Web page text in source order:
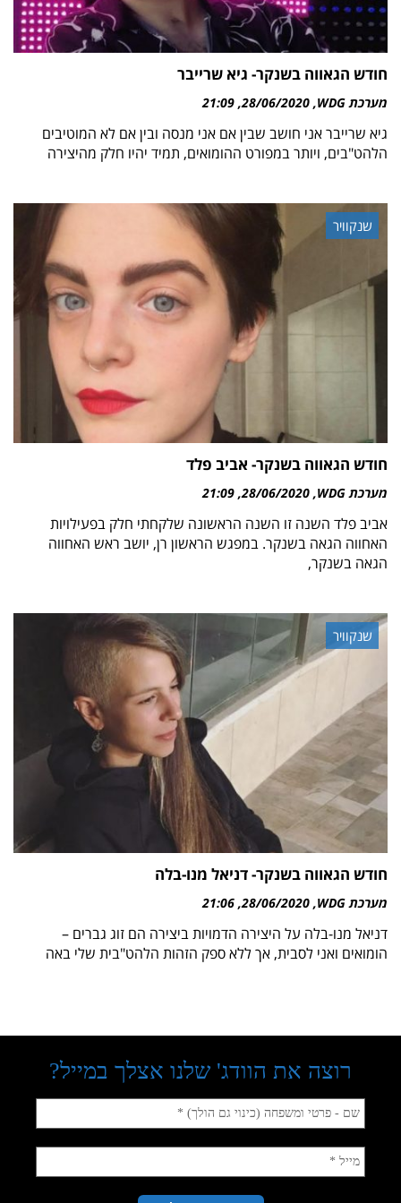
חודש הגאווה בשנקר- גיא שרייבר
מערכת WDG 28/06/2020
21:09
גיא שרייבר אני חושב שבין אם אני מנסה ובין אם לא המוטיבים
הלהט"בים, ויותר במפורט ההומואים, תמיד יהיו חלק מהיצירה
שנקוויר
חודש הגאווה בשנקר- אביב פלד
מערכת WDG 28/06/2020
21:09
אביב פלד השנה זו השנה הראשונה שלקחתי חלק בפעילויות
האחווה הגאה בשנקר. במפגש הראשון רן, יושב ראש האחווה
הגאה בשנקר,
שנקוויר
חודש הגאווה בשנקר- דניאל מנו-בלה
מערכת WDG 28/06/2020
21:06
דניאל מנו-בלה על היצירה הדמויות ביצירה הם זוג גברים –
הומואים ואני לסבית, אך ללא ספק הזהות הלהט"בית שלי באה